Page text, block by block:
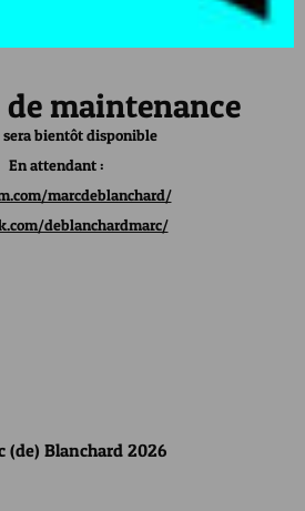
de maintenance
sera bientôt disponible
En attendant :
marcdeblanchard/
deblanchardmarc/
(de) Blanchard 2026